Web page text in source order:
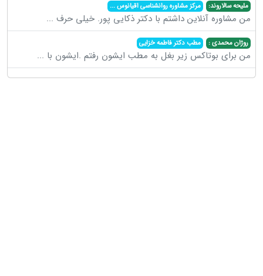
ملیحه سالاروند: مرکز مشاوره روانشناسی اقیانوس...
من مشاوره آنلاین داشتم با دکتر ذکایی پور. خیلی حرف ...
روژان محمدی : مطب دکتر فاطمه خزایی
من برای بوتاکس زیر بغل به مطب ایشون رفتم .ایشون با ...